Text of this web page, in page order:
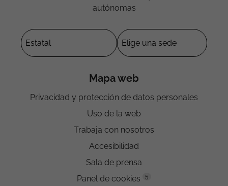
autónomas
Mapa web
Privacidad y protección de datos personales
Uso de la web
Trabaja con nosotros
Accesibilidad
Sala de prensa
Panel de cookies
5